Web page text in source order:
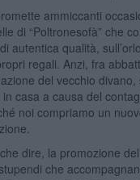
ammiccanti
di “Poltronesofà” che
autentica qualità,
regali. Anzi, fra
del vecchio divano,
casa a causa del
noi compriamo un
dire, la promozione
che